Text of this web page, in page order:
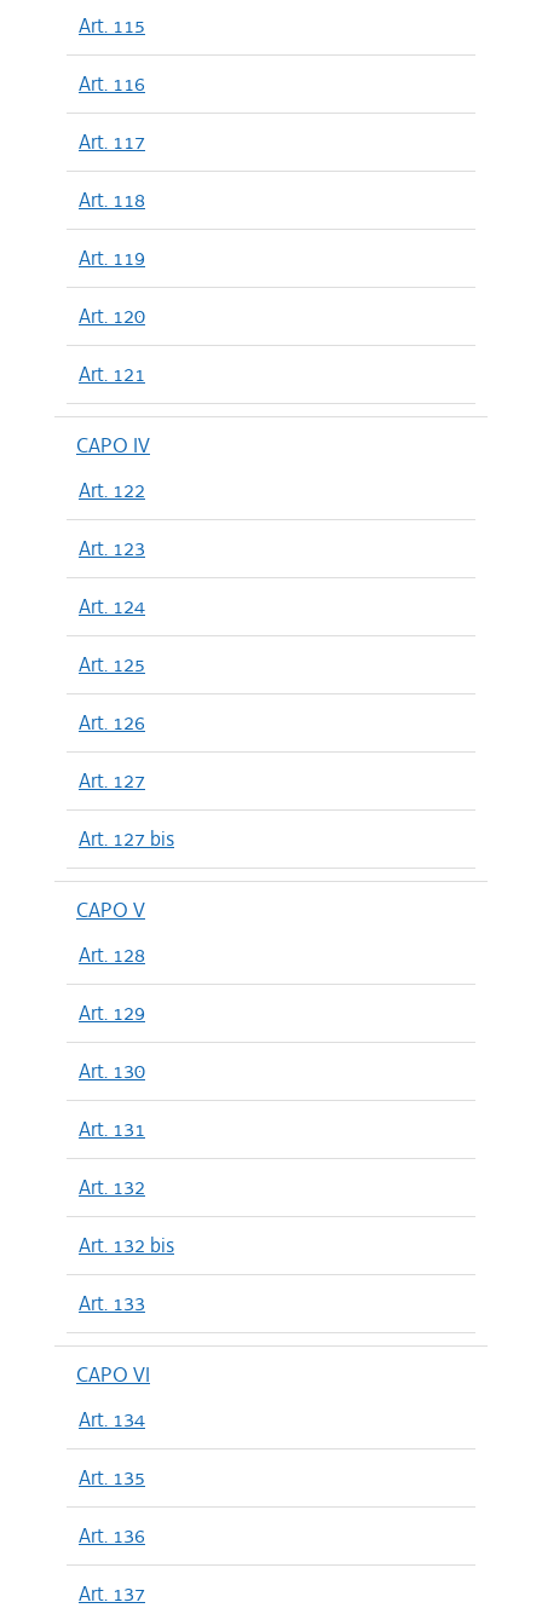
Art. 115
Art. 116
Art. 117
Art. 118
Art. 119
Art. 120
Art. 121
CAPO IV
Art. 122
Art. 123
Art. 124
Art. 125
Art. 126
Art. 127
Art. 127 bis
CAPO V
Art. 128
Art. 129
Art. 130
Art. 131
Art. 132
Art. 132 bis
Art. 133
CAPO VI
Art. 134
Art. 135
Art. 136
Art. 137